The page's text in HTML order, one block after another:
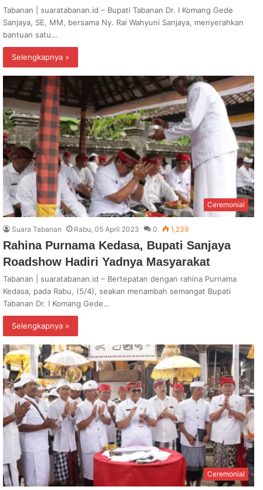
Tabanan | suaratabanan.id – Bupati Tabanan Dr. I Komang Gede
Sanjaya, SE, MM, bersama Ny. Rai Wahyuni Sanjaya, menyerahkan
bantuan satu…
Selengkapnya »
Ceremonial
Suara Tabanan Rabu, 05 April 2023 0 1,239
Rahina Purnama Kedasa, Bupati Sanjaya
Roadshow Hadiri Yadnya Masyarakat
Tabanan | suaratabanan.id – Bertepatan dengan rahina Purnama
Kedasa, pada Rabu, (5/4), seakan menambah semangat Bupati
Tabanan Dr. I Komang Gede…
Selengkapnya »
Ceremonial